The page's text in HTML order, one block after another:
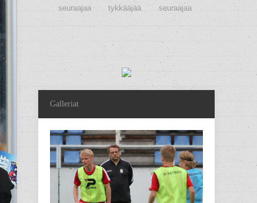
seuraajaa tykkääjää seuraajaa
Galleriat